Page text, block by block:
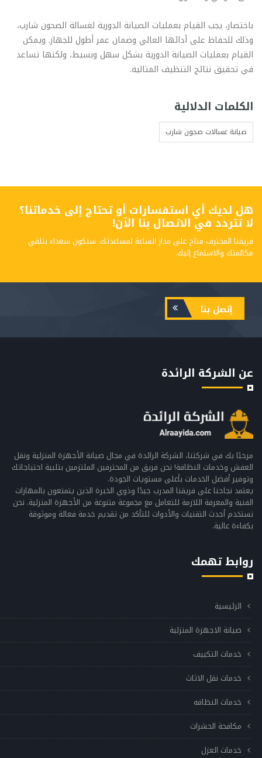
باختصار، يجب القيام بعمليات الصيانة الدورية لغسالة الصحون شارب،
وذلك للحفاظ على أدائها العالي وضمان عمر أطول للجهاز. ويمكن
القيام بعمليات الصيانة الدورية بشكل سهل وبسيط، ولكنها تساعد
في تحقيق نتائج التنظيف المثالية.
الكلمات الدلالية
صيانة غسالات صحون شارب
هل لديك أي استفسارات أو تحتاج إلى خدماتنا؟
لا تتردد في الاتصال بنا الآن!
فريقنا المحترف متاح على مدار الساعة لمساعدتك. سنكون سعداء بتلقي
مكالمتك والاستماع إليك.
إتصل بنا
عن الشركة الرائدة
مرحبًا بك في شركتنا، الشركة الرائدة في مجال صيانة الأجهزة المنزلية ونقل
العفش وخدمات النظافة! نحن فريق من المحترفين الملتزمين بتلبية احتياجاتك
وتوفير أفضل الخدمات بأعلى مستويات الجودة.
يعتمد نجاحنا على فريقنا المدرب جيدًا وذوي الخبرة الذين يتمتعون بالمهارات
الفنية والمعرفة اللازمة للتعامل مع مجموعة متنوعة من الأجهزة المنزلية. نحن
نستخدم أحدث التقنيات والأدوات للتأكد من تقديم خدمة فعالة وموثوقة
بكفاءة عالية.
روابط تهمك
الرئيسية
صيانة الاجهزة المنزلية
خدمات التكييف
خدمات نقل الاثاث
خدمات النظافه
مكافحة الحشرات
خدمات العزل